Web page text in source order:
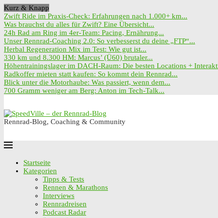
Kurz & Knapp
Zwift Ride im Praxis-Check: Erfahrungen nach 1.000+ km...
Was brauchst du alles für Zwift? Eine Übersicht...
24h Rad am Ring im 4er-Team: Pacing, Ernährung...
Unser Rennrad-Coaching 2.0: So verbesserst du deine „FTP“...
Herbal Regeneration Mix im Test: Wie gut ist...
330 km und 8.300 HM: Marcus’ (Ü60) brutaler...
Höhentrainingslager im DACH-Raum: Die besten Locations +
Radkoffer mieten statt kaufen: So kommt dein Rennrad...
Blick unter die Motorhaube: Was passiert, wenn dem...
700 Gramm weniger am Berg: Anton im Tech-Talk...
Rennrad-Blog, Coaching & Community
Startseite
Kategorien
Tipps & Tests
Rennen & Marathons
Interviews
Rennradreisen
Podcast Radar